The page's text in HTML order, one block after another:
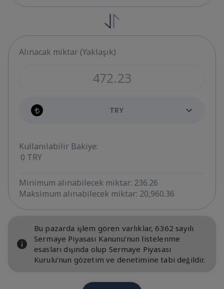
Alınacak miktar (Yaklaşık)
TRY
Kullanılabilir Bakiye:
0 TRY
Minimum alınabilecek miktar: 236.26
Maksimum alınabilecek miktar: 20,960.36
Bu pazarda işlem gören varlıklar, 6362 sayılı
Sermaye Piyasası Kanunu’nun listelenme
esasları dışında olup Sermaye Piyasası
Kurulu’nun gözetim ve denetimine tabi değildir.